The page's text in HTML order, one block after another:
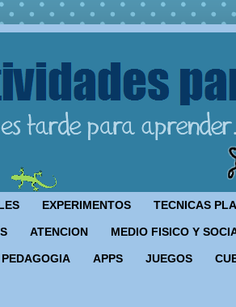
EXPERIMENTOS TECNICAS
ATENCION MEDIO FISICO Y
PEDAGOGIA APPS JUEGOS